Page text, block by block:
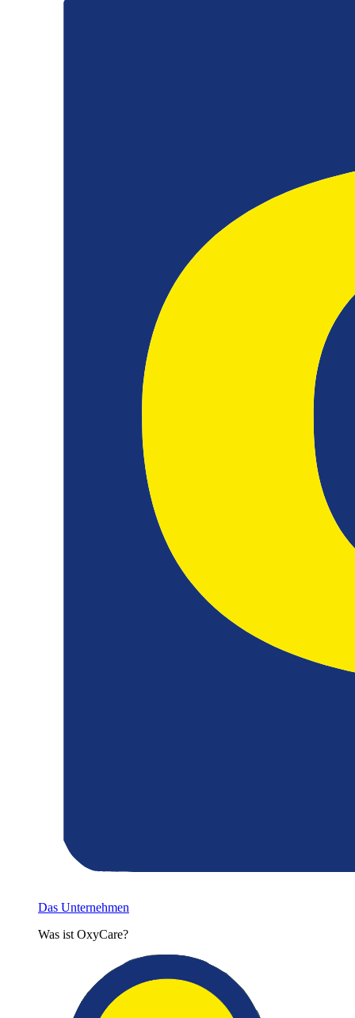
Das Unternehmen
Was ist OxyCare?